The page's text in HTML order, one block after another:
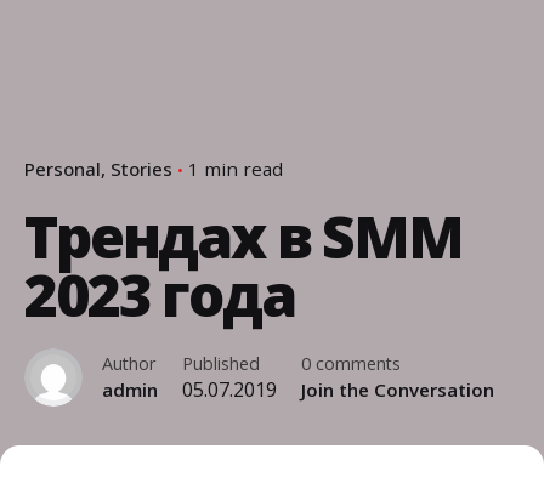
Personal Stories 1 min read
Трендах в SMM
2023 года
Author
admin
Published
05.07.2019
0 comments
Join the Conversation